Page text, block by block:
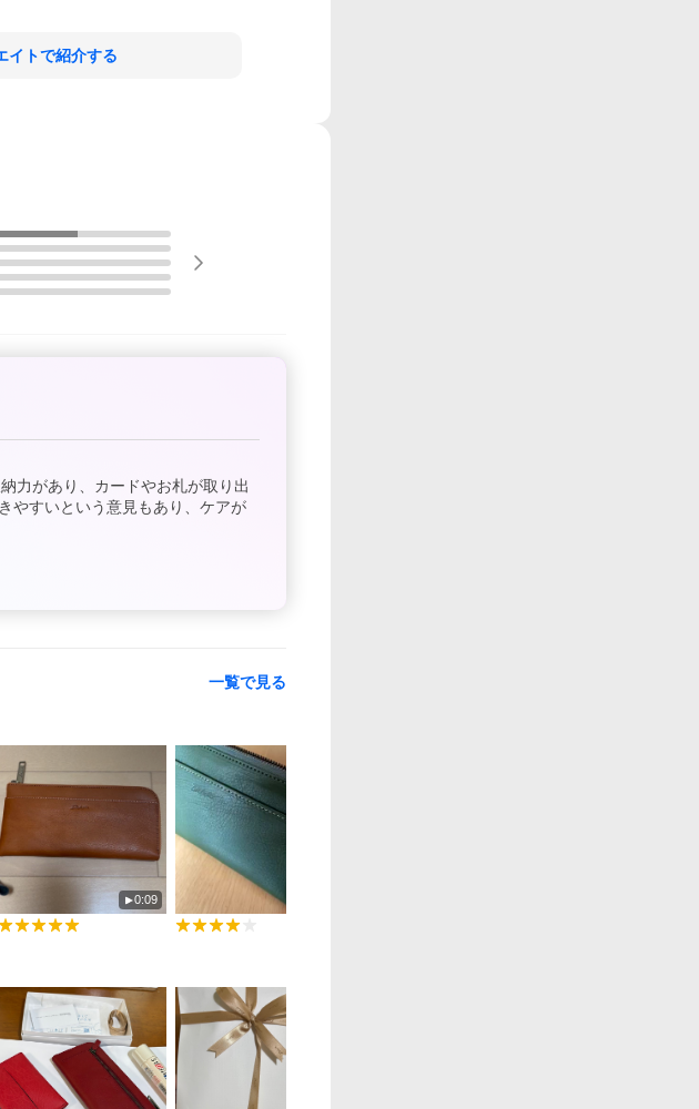
イトで紹介する
力があり、カードやお札が取り出
やすいという意見もあり、ケアが
一覧で見る
0:09